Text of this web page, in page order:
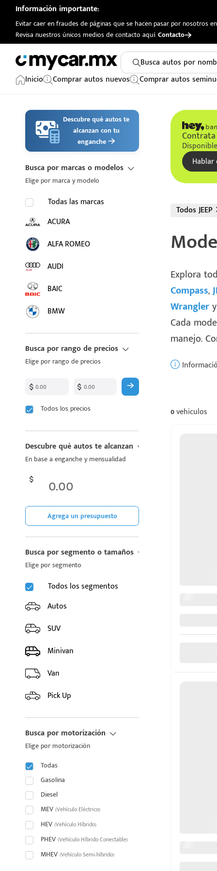
Información importante:
Evitar caer en fraudes de páginas que se hacen pasar por nosotros
Revisa nuestros únicos medios de contacto aquí:Contacto
Busca autos por
Inicio Comprar autos nuevos Comprar autos
Descubre qué autos te
alcanzan con tu
enganche
Busca por marcas o modelos
Elige por marca y modelo
Todas las marcas
ACURA
ALFA ROMEO
AUDI
BAIC
BMW
BUICK
BYD
CHIREY
DODGE
FIAT
FORD
GAC
GEELY
GMC
GREAT WALL MOTORS
HONDA
HYUNDAI
INFINITI
JAECOO
JEEP
Todos
Cherokee
Commander
Compass
Grand Cherokee
Busca por rango de precios
Elige por rango de precios
Todos los precios
Descubre qué autos te alcanzan
En base a enganche y mensualidad
Agrega un presupuesto
Busca por segmento o tamaños
Elige por segmento
Todos los segmentos
Autos
SUV
Minivan
Van
Pick Up
Busca por motorización
Elige por motorización
Todas
Gasolina
Diesel
MEV (Vehículo Eléctrico)
HEV (Vehículo Híbrido)
PHEV (Vehículo Híbrido Conectable)
MHEV (Vehículo Semi-híbrido)
Todos JEEP
Explora
Compass,
Wrangler
Cada
manejo.
0vehiculos